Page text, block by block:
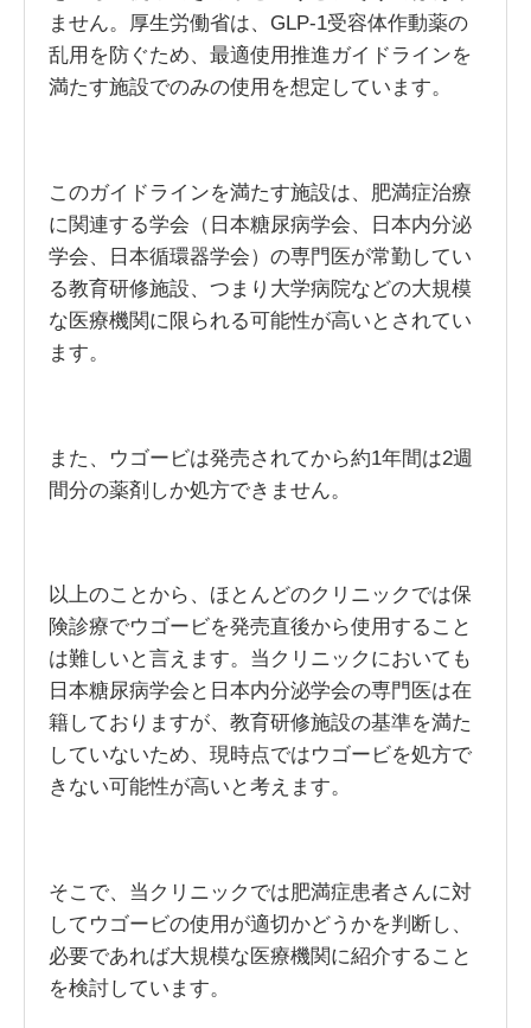
ません。厚生労働省は、GLP-1受容体作動薬の
乱用を防ぐため、最適使用推進ガイドラインを
満たす施設でのみの使用を想定しています。
このガイドラインを満たす施設は、肥満症治療
に関連する学会（日本糖尿病学会、日本内分泌
学会、日本循環器学会）の専門医が常勤してい
る教育研修施設、つまり大学病院などの大規模
な医療機関に限られる可能性が高いとされてい
ます。
また、ウゴービは発売されてから約1年間は2週
間分の薬剤しか処方できません。
以上のことから、ほとんどのクリニックでは保
険診療でウゴービを発売直後から使用すること
は難しいと言えます。当クリニックにおいても
日本糖尿病学会と日本内分泌学会の専門医は在
籍しておりますが、教育研修施設の基準を満た
していないため、現時点ではウゴービを処方で
きない可能性が高いと考えます。
そこで、当クリニックでは肥満症患者さんに対
してウゴービの使用が適切かどうかを判断し、
必要であれば大規模な医療機関に紹介すること
を検討しています。